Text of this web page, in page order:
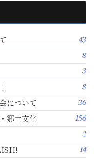
43
8
3
8
について 36
郷土文化 156
2
14